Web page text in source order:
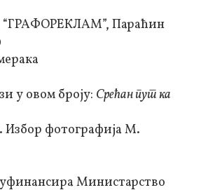
“ГРАФОРЕКЛАМ”, Параћин
у овом броју: Срећан пут ка
. Избор фотографија М.
Министарство